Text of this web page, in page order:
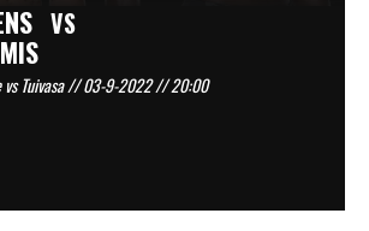
VS
vs Tuivasa // 03-9-2022 // 20:00